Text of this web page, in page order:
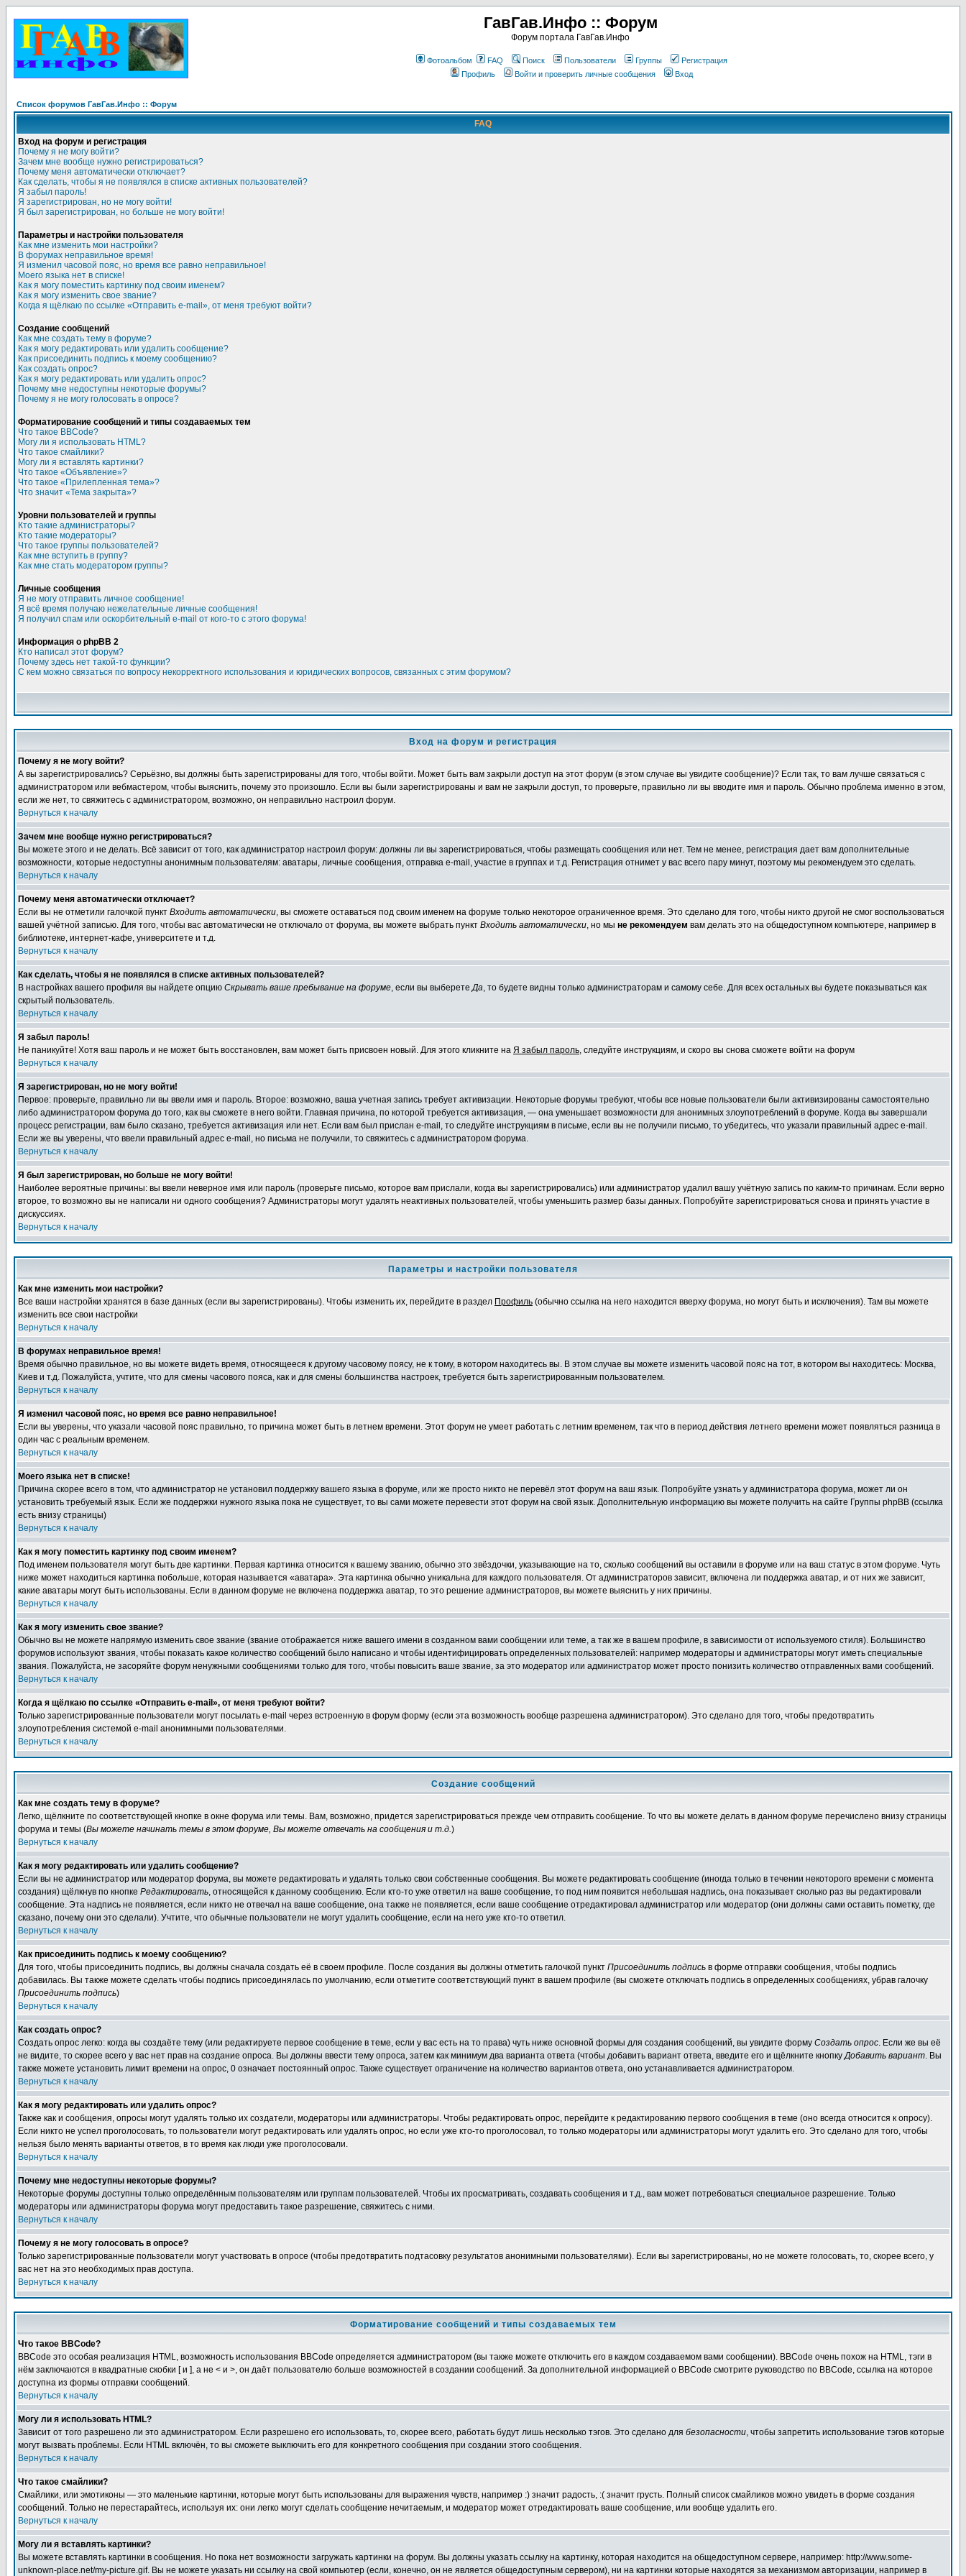
ГавГав.Инфо :: Форум
Форум портала ГавГав.Инфо
Фотоальбом FAQ Поиск Пользователи Группы
Регистрация
Профиль
Войти и проверить личные сообщения Вход
Список форумов ГавГав.Инфо :: Форум
FAQ
Вход на форум и регистрация
Почему я не могу войти?
Зачем мне вообще нужно регистрироваться?
Почему меня автоматически отключает?
Как сделать, чтобы я не появлялся в списке активных пользователей?
Я забыл пароль!
Я зарегистрирован, но не могу войти!
Я был зарегистрирован, но больше не могу войти!
Параметры и настройки пользователя
Как мне изменить мои настройки?
В форумах неправильное время!
Я изменил часовой пояс, но время все равно неправильное!
Моего языка нет в списке!
Как я могу поместить картинку под своим именем?
Как я могу изменить свое звание?
Когда я щёлкаю по ссылке «Отправить e-mail», от меня требуют войти?
Создание сообщений
Как мне создать тему в форуме?
Как я могу редактировать или удалить сообщение?
Как присоединить подпись к моему сообщению?
Как создать опрос?
Как я могу редактировать или удалить опрос?
Почему мне недоступны некоторые форумы?
Почему я не могу голосовать в опросе?
Форматирование сообщений и типы создаваемых тем
Что такое BBCode?
Могу ли я использовать HTML?
Что такое смайлики?
Могу ли я вставлять картинки?
Что такое «Объявление»?
Что такое «Прилепленная тема»?
Что значит «Тема закрыта»?
Уровни пользователей и группы
Кто такие администраторы?
Кто такие модераторы?
Что такое группы пользователей?
Как мне вступить в группу?
Как мне стать модератором группы?
Личные сообщения
Я не могу отправить личное сообщение!
Я всё время получаю нежелательные личные сообщения!
Я получил спам или оскорбительный e-mail от кого-то с этого форума!
Информация о phpBB 2
Кто написал этот форум?
Почему здесь нет такой-то функции?
С кем можно связаться по вопросу некорректного использования и юридических вопросов, связанных с этим форумом?
Вход на форум и регистрация
Почему я не могу войти?
А вы зарегистрировались? Серьёзно, вы должны быть зарегистрированы для того, чтобы войти. Может быть вам закрыли доступ на этот форум (в этом случае вы увидите сообщение)? Если так, то вам лучше связаться с
администратором или вебмастером, чтобы выяснить, почему это произошло. Если вы были зарегистрированы и вам не закрыли доступ, то проверьте, правильно ли вы вводите имя и пароль. Обычно проблема именно в этом,
если же нет, то свяжитесь с администратором, возможно, он неправильно настроил форум.
Вернуться к началу
Зачем мне вообще нужно регистрироваться?
Вы можете этого и не делать. Всё зависит от того, как администратор настроил форум: должны ли вы зарегистрироваться, чтобы размещать сообщения или нет. Тем не менее, регистрация дает вам дополнительные
возможности, которые недоступны анонимным пользователям: аватары, личные сообщения, отправка e-mail, участие в группах и т.д. Регистрация отнимет у вас всего пару минут, поэтому мы рекомендуем это сделать.
Вернуться к началу
Почему меня автоматически отключает?
Если вы не отметили галочкой пункт Входить автоматически, вы сможете оставаться под своим именем на форуме только некоторое ограниченное время. Это сделано для того, чтобы никто другой не смог воспользоваться
вашей учётной записью. Для того, чтобы вас автоматически не отключало от форума, вы можете выбрать пункт Входить автоматически, но мы не рекомендуем вам делать это на общедоступном компьютере, например в
библиотеке, интернет-кафе, университете и т.д.
Вернуться к началу
Как сделать, чтобы я не появлялся в списке активных пользователей?
В настройках вашего профиля вы найдете опцию Скрывать ваше пребывание на форуме, если вы выберетеДа, то будете видны только администраторам и самому себе. Для всех остальных вы будете показываться как
скрытый пользователь.
Вернуться к началу
Я забыл пароль!
Не паникуйте! Хотя ваш пароль и не может быть восстановлен, вам может быть присвоен новый. Для этого кликните на Я забыл пароль, следуйте инструкциям, и скоро вы снова сможете войти на форум
Вернуться к началу
Я зарегистрирован, но не могу войти!
Первое: проверьте, правильно ли вы ввели имя и пароль. Второе: возможно, ваша учетная запись требует активизации. Некоторые форумы требуют, чтобы все новые пользователи были активизированы самостоятельно
либо администратором форума до того, как вы сможете в него войти. Главная причина, по которой требуется активизация, — она уменьшает возможности для анонимных злоупотреблений в форуме. Когда вы завершали
процесс регистрации, вам было сказано, требуется активизация или нет. Если вам был прислан e-mail, то следуйте инструкциям в письме, если вы не получили письмо, то убедитесь, что указали правильный адрес e-mail.
Если же вы уверены, что ввели правильный адрес e-mail, но письма не получили, то свяжитесь с администратором форума.
Вернуться к началу
Я был зарегистрирован, но больше не могу войти!
Наиболее вероятные причины: вы ввели неверное имя или пароль (проверьте письмо, которое вам прислали, когда вы зарегистрировались) или администратор удалил вашу учётную запись по каким-то причинам. Если верно
второе, то возможно вы не написали ни одного сообщения? Администраторы могут удалять неактивных пользователей, чтобы уменьшить размер базы данных. Попробуйте зарегистрироваться снова и принять участие в
дискуссиях.
Вернуться к началу
Параметры и настройки пользователя
Как мне изменить мои настройки?
Все ваши настройки хранятся в базе данных (если вы зарегистрированы). Чтобы изменить их, перейдите в раздел Профиль (обычно ссылка на него находится вверху форума, но могут быть и исключения). Там вы можете
изменить все свои настройки
Вернуться к началу
В форумах неправильное время!
Время обычно правильное, но вы можете видеть время, относящееся к другому часовому поясу, не к тому, в котором находитесь вы. В этом случае вы можете изменить часовой пояс на тот, в котором вы находитесь: Москва,
Киев и т.д. Пожалуйста, учтите, что для смены часового пояса, как и для смены большинства настроек, требуется быть зарегистрированным пользователем.
Вернуться к началу
Я изменил часовой пояс, но время все равно неправильное!
Если вы уверены, что указали часовой пояс правильно, то причина может быть в летнем времени. Этот форум не умеет работать с летним временем, так что в период действия летнего времени может появляться разница в
один час с реальным временем.
Вернуться к началу
Моего языка нет в списке!
Причина скорее всего в том, что администратор не установил поддержку вашего языка в форуме, или же просто никто не перевёл этот форум на ваш язык. Попробуйте узнать у администратора форума, может ли он
установить требуемый язык. Если же поддержки нужного языка пока не существует, то вы сами можете перевести этот форум на свой язык. Дополнительную информацию вы можете получить на сайте Группы phpBB (ссылка
есть внизу страницы)
Вернуться к началу
Как я могу поместить картинку под своим именем?
Под именем пользователя могут быть две картинки. Первая картинка относится к вашему званию, обычно это звёздочки, указывающие на то, сколько сообщений вы оставили в форуме или на ваш статус в этом форуме. Чуть
ниже может находиться картинка побольше, которая называется «аватара». Эта картинка обычно уникальна для каждого пользователя. От администраторов зависит, включена ли поддержка аватар, и от них же зависит,
какие аватары могут быть использованы. Если в данном форуме не включена поддержка аватар, то это решение администраторов, вы можете выяснить у них причины.
Вернуться к началу
Как я могу изменить свое звание?
Обычно вы не можете напрямую изменить свое звание (звание отображается ниже вашего имени в созданном вами сообщении или теме, а так же в вашем профиле, в зависимости от используемого стиля). Большинство
форумов используют звания, чтобы показать какое количество сообщений было написано и чтобы идентифицировать определенных пользователей: например модераторы и администраторы могут иметь специальные
звания. Пожалуйста, не засоряйте форум ненужными сообщениями только для того, чтобы повысить ваше звание, за это модератор или администратор может просто понизить количество отправленных вами сообщений.
Вернуться к началу
Когда я щёлкаю по ссылке «Отправить e-mail», от меня требуют войти?
Только зарегистрированные пользователи могут посылать e-mail через встроенную в форум форму (если эта возможность вообще разрешена администратором). Это сделано для того, чтобы предотвратить
злоупотребления системой e-mail анонимными пользователями.
Вернуться к началу
Создание сообщений
Как мне создать тему в форуме?
Легко, щёлкните по соответствующей кнопке в окне форума или темы. Вам, возможно, придется зарегистрироваться прежде чем отправить сообщение. То что вы можете делать в данном форуме перечислено внизу страницы
форума и темы (Вы можете начинать темы в этом форуме, Вы можете отвечать на сообщения и т.д.)
Вернуться к началу
Как я могу редактировать или удалить сообщение?
Если вы не администратор или модератор форума, вы можете редактировать и удалять только свои собственные сообщения. Вы можете редактировать сообщение (иногда только в течении некоторого времени с момента
создания) щёлкнув по кнопке Редактировать, относящейся к данному сообщению. Если кто-то уже ответил на ваше сообщение, то под ним появится небольшая надпись, она показывает сколько раз вы редактировали
сообщение. Эта надпись не появляется, если никто не отвечал на ваше сообщение, она также не появляется, если ваше сообщение отредактировал администратор или модератор (они должны сами оставить пометку, где
сказано, почему они это сделали). Учтите, что обычные пользователи не могут удалить сообщение, если на него уже кто-то ответил.
Вернуться к началу
Как присоединить подпись к моему сообщению?
Для того, чтобы присоединить подпись, вы должны сначала создать её в своем профиле. После создания вы должны отметить галочкой пункт Присоединить подпись в форме отправки сообщения, чтобы подпись
добавилась. Вы также можете сделать чтобы подпись присоединялась по умолчанию, если отметите соответствующий пункт в вашем профиле (вы сможете отключать подпись в определенных сообщениях, убрав галочку
Присоединить подпись)
Вернуться к началу
Как создать опрос?
Создать опрос легко: когда вы создаёте тему (или редактируете первое сообщение в теме, если у вас есть на то права) чуть ниже основной формы для создания сообщений, вы увидите форму Создать опрос. Если же вы её
не видите, то скорее всего у вас нет прав на создание опроса. Вы должны ввести тему опроса, затем как минимум два варианта ответа (чтобы добавить вариант ответа, введите его и щёлкните кнопкуДобавить вариант. Вы
также можете установить лимит времени на опрос, 0 означает постоянный опрос. Также существует ограничение на количество вариантов ответа, оно устанавливается администратором.
Вернуться к началу
Как я могу редактировать или удалить опрос?
Также как и сообщения, опросы могут удалять только их создатели, модераторы или администраторы. Чтобы редактировать опрос, перейдите к редактированию первого сообщения в теме (оно всегда относится к опросу).
Если никто не успел проголосовать, то пользователи могут редактировать или удалять опрос, но если уже кто-то проголосовал, то только модераторы или администраторы могут удалить его. Это сделано для того, чтобы
нельзя было менять варианты ответов, в то время как люди уже проголосовали.
Вернуться к началу
Почему мне недоступны некоторые форумы?
Некоторые форумы доступны только определённым пользователям или группам пользователей. Чтобы их просматривать, создавать сообщения и т.д., вам может потребоваться специальное разрешение. Только
модераторы или администраторы форума могут предоставить такое разрешение, свяжитесь с ними.
Вернуться к началу
Почему я не могу голосовать в опросе?
Только зарегистрированные пользователи могут участвовать в опросе (чтобы предотвратить подтасовку результатов анонимными пользователями). Если вы зарегистрированы, но не можете голосовать, то, скорее всего, у
вас нет на это необходимых прав доступа.
Вернуться к началу
Форматирование сообщений и типы создаваемых тем
Что такое BBCode?
BBCode это особая реализация HTML, возможность использования BBCode определяется администратором (вы также можете отключить его в каждом создаваемом вами сообщении). BBCode очень похож на HTML, тэги в
нём заключаются в квадратные скобки [ и ], а не < и >, он даёт пользователю больше возможностей в создании сообщений. За дополнительной информацией о BBCode смотрите руководство по BBCode, ссылка на которое
доступна из формы отправки сообщений.
Вернуться к началу
Могу ли я использовать HTML?
Зависит от того разрешено ли это администратором. Если разрешено его использовать, то, скорее всего, работать будут лишь несколько тэгов. Это сделано для безопасности, чтобы запретить использование тэгов которые
могут вызвать проблемы. Если HTML включён, то вы сможете выключить его для конкретного сообщения при создании этого сообщения.
Вернуться к началу
Что такое смайлики?
Смайлики, или эмотиконы — это маленькие картинки, которые могут быть использованы для выражения чувств, например :) значит радость, :( значит грусть. Полный список смайликов можно увидеть в форме создания
сообщений. Только не перестарайтесь, используя их: они легко могут сделать сообщение нечитаемым, и модератор может отредактировать ваше сообщение, или вообще удалить его.
Вернуться к началу
Могу ли я вставлять картинки?
Вы можете вставлять картинки в сообщения. Но пока нет возможности загружать картинки на форум. Вы должны указать ссылку на картинку, которая находится на общедоступном сервере, например: http://www.some-
unknown-place.net/my-picture.gif. Вы не можете указать ни ссылку на свой компьютер (если, конечно, он не является общедоступным сервером), ни на картинки которые находятся за механизмом авторизации, например в